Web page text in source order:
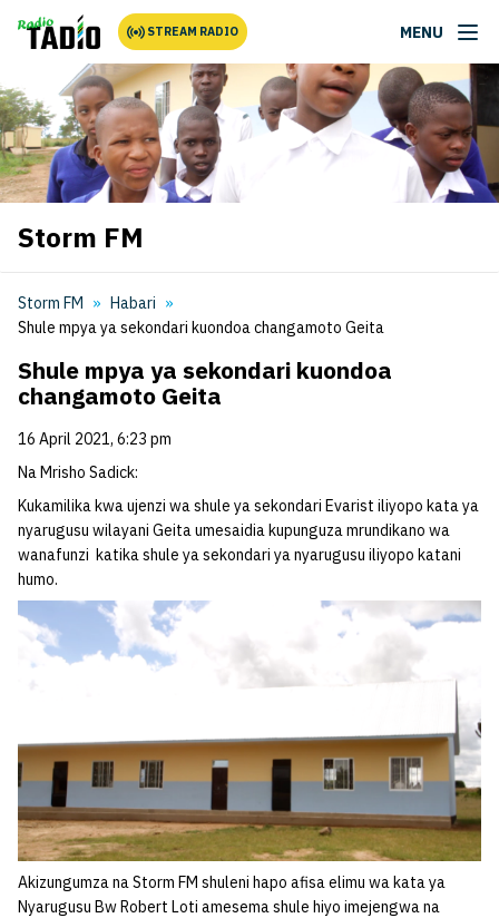
STREAM RADIO MENU
Storm FM
Storm FM
Habari
Shule mpya ya sekondari kuondoa changamoto Geita
Shule mpya ya sekondari kuondoa
changamoto Geita
16 April 2021, 6:23 pm
Na Mrisho Sadick:
Kukamilika kwa ujenzi wa shule ya sekondari Evarist iliyopo kata ya
nyarugusu wilayani Geita umesaidia kupunguza mrundikano wa
wanafunzi katika shule ya sekondari ya nyarugusu iliyopo katani
humo.
Akizungumza na Storm FM shuleni hapo afisa elimu wa kata ya
Nyarugusu Bw Robert Loti amesema shule hiyo imejengwa na